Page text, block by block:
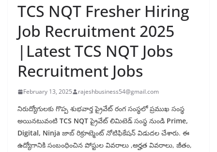
TCS NQT Fresher Hiring
Job Recruitment 2025
|Latest TCS NQT Jobs
Recruitment Jobs
February 13, 2025 rajeshbusiness54@gmail.com
నిరుద్యోగులకు గొప్ప శుభవార్త ప్రైవేట్ రంగ సంస్థలో ప్రముఖ సంస్థ
అయినటువంటి TCS NQTప్రైవేట్ లిమిటెడ్ సంస్థ నుండి Prime,
Digital, Ninja జాబ్ రిక్రూట్మెంట్ నోటిఫికేషన్ విడుదల చేశారు. ఈ
ఉద్యోగానికి సంబంధించిన పోస్టుల వివరాలు ,అర్హత వివరాలు, జీతం,